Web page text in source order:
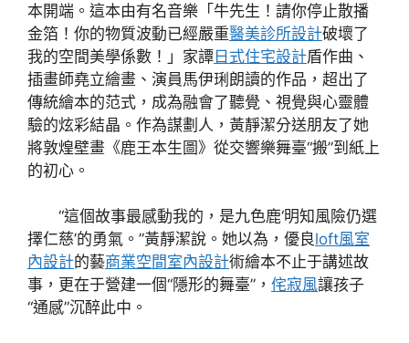
本開端。這本由有名音樂「牛先生！請你停止散播
金箔！你的物質波動已經嚴重醫美診所設計破壞了
我的空間美學係數！」家譚日式住宅設計盾作曲、
插畫師堯立繪畫、演員馬伊琍朗讀的作品，超出了
傳統繪本的范式，成為融會了聽覺、視覺與心靈體
驗的炫彩結晶。作為謀劃人，黃靜潔分送朋友了她
將敦煌壁畫《鹿王本生圖》從交響樂舞臺“搬”到紙上
的初心。
“這個故事最感動我的，是九色鹿‘明知風險仍選
擇仁慈’的勇氣。”黃靜潔說。她以為，優良loft風室
內設計的藝商業空間室內設計術繪本不止于講述故
事，更在于營建一個“隱形的舞臺”， 侘寂風讓孩子
“通感”沉醉此中。